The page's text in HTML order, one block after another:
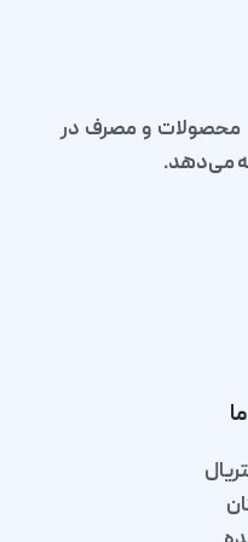
محصولات و مصرف در
می‌دهد.